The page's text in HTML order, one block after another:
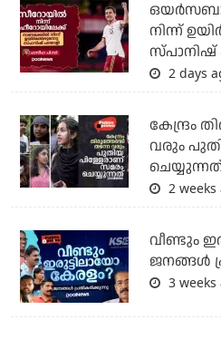
നിന്ന്
സ്പാനിഷ്
2 days
കേന്ദ്രം
വരും
2 weeks
വീണ്ടും
ജനങ്ങൾ
3 weeks